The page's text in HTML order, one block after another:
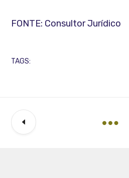
FONTE: Consultor Jurídico
TAGS: